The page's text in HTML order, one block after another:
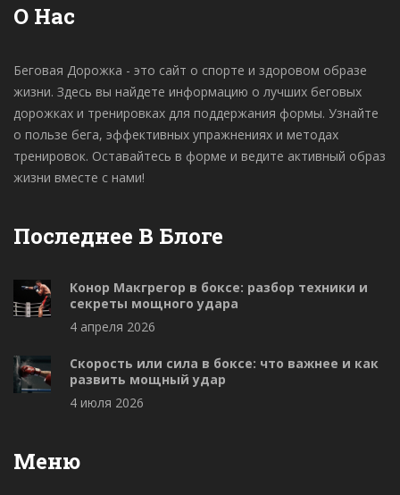
О Нас
Беговая Дорожка - это сайт о спорте и здоровом образе
жизни. Здесь вы найдете информацию о лучших беговых
дорожках и тренировках для поддержания формы. Узнайте
о пользе бега, эффективных упражнениях и методах
тренировок. Оставайтесь в форме и ведите активный образ
жизни вместе с нами!
Последнее В Блоге
Конор Макгрегор в боксе: разбор техники и
секреты мощного удара
4 апреля 2026
Скорость или сила в боксе: что важнее и как
развить мощный удар
4 июля 2026
Меню